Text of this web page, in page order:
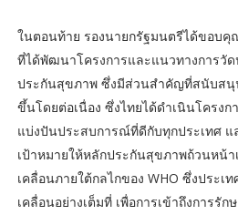
ในตอนท้าย รองนายกรัฐมนตรีได้ขอบคุ
ที่ได้พัฒนาโครงการและแนวทางการวั
ประกันสุขภาพ ซึ่งมีส่วนสำคัญที่สนับสนุ
ขึ้นโดยต่อเนื่อง ซึ่งไทยได้ดำเนินโครง
แบ่งปันประสบการณ์ที่ดีกับทุกประเทศ
เป้าหมายให้หลักประกันสุขภาพถ้วนหน้
เคลื่อนภายใต้กลไกของ WHO ซึ่งประ
เคลื่อนอย่างเต็มที่ เพื่อการเข้าถึงการรั